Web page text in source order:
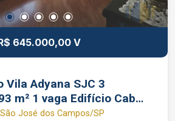
645.000,00 V
Vila Adyana SJC 3
Cabo
José dos Campos/SP